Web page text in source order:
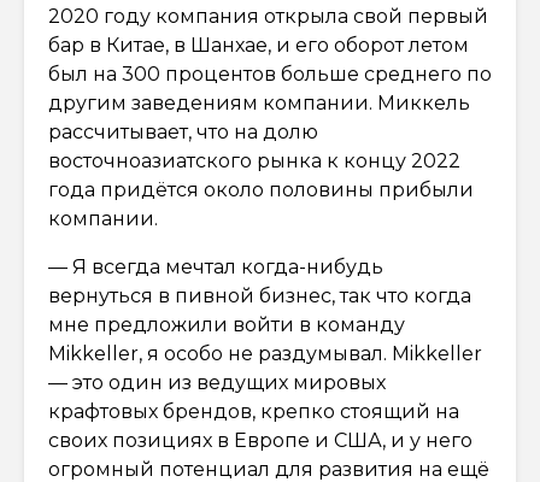
2020 году компания открыла свой первый
бар в Китае, в Шанхае, и его оборот летом
был на 300 процентов больше среднего по
другим заведениям компании. Миккель
рассчитывает, что на долю
восточноазиатского рынка к концу 2022
года придётся около половины прибыли
компании.
— Я всегда мечтал когда-нибудь
вернуться в пивной бизнес, так что когда
мне предложили войти в команду
Mikkeller, я особо не раздумывал. Mikkeller
— это один из ведущих мировых
крафтовых брендов, крепко стоящий на
своих позициях в Европе и США, и у него
огромный потенциал для развития на ещё